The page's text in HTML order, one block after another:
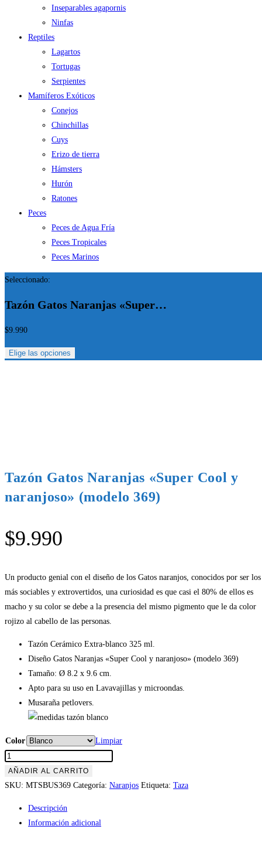
Inseparables agapornis
Ninfas
Reptiles
Lagartos
Tortugas
Serpientes
Mamíferos Exóticos
Conejos
Chinchillas
Cuys
Erizo de tierra
Hámsters
Hurón
Ratones
Peces
Peces de Agua Fría
Peces Tropicales
Peces Marinos
Seleccionado:
Tazón Gatos Naranjas «Super…
$9.990
Elige las opciones
Tazón Gatos Naranjas «Super Cool y
naranjoso» (modelo 369)
$9.990
Un producto genial con el diseño de los Gatos naranjos, conocidos por ser los
más sociables y extrovertidos, una curiosidad es que casi el 80% de ellos es
macho y su color se debe a la presencia del mismo pigmento que le da color
rojizo al cabello de las personas.
Tazón Cerámico Extra-blanco 325 ml.
Diseño Gatos Naranjas «Super Cool y naranjoso» (modelo 369)
Tamaño: Ø 8.2 x 9.6 cm.
Apto para su uso en Lavavajillas y microondas.
Musaraña petlovers.
Color
Limpiar
Tazón
Gatos
Naranjas
AÑADIR AL CARRITO
SKU: MTSBUS369 Categoría: Naranjos Etiqueta: Taza
Descripción
Información adicional